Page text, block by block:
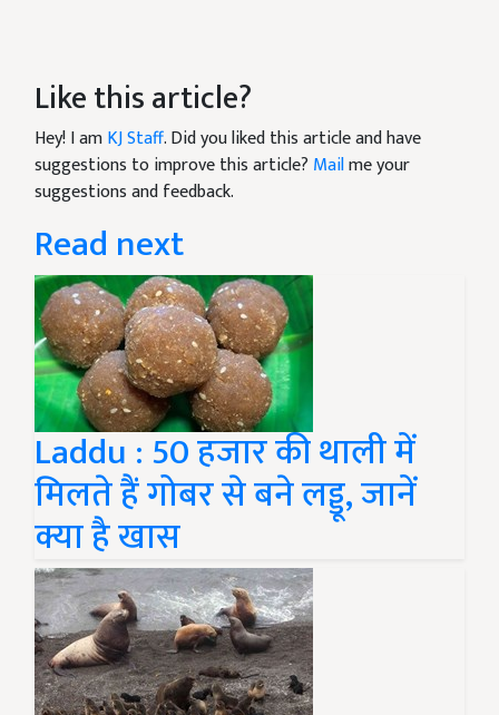
Like this article?
Hey! I amKJ Staff. Did you liked this article and have
suggestions to improve this article? Mailme your
suggestions and feedback.
Read next
Laddu : 50 हजार की थाली में
मिलते हैं गोबर से बने लड्डू, जानें
क्या है खास